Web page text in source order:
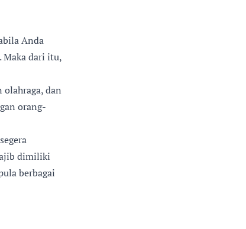
Anda
Maka dari itu,
dan
orang-
dimiliki
berbagai